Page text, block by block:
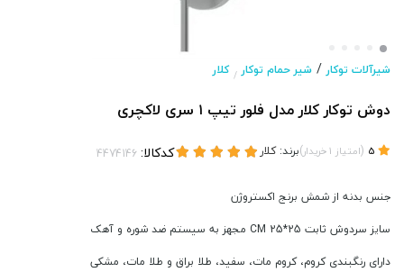
شیرآلات توکار/ شیر حمام توکار / کلار
دوش توکار کلار مدل فلور تیپ ۱ سری لاکچری
(امتیاز 1خریدار)برند:کلار کدکالا:
جنس بدنه از شمش برنج اکستروژن
سایز سردوش ثابت 25*25 CM مجهز به سیستم ضد شوره و آهک
دارای رنگبندی کروم، کروم مات، سفید، طلا براق و طلا مات، مشکی